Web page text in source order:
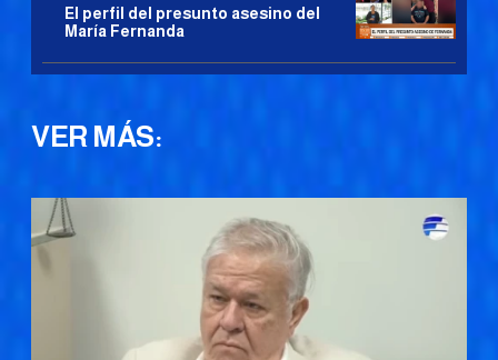
El perfil del presunto asesino del
María Fernanda
VER MÁS: